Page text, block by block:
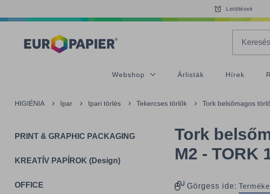
Letöltések
Webshop Árlisták Hírek
HIGIÉNIA Ipar Ipari törlés Tekercses törlők Tork belsőmagos
PRINT & GRAPHIC PACKAGING
KREATÍV PAPÍROK (Design)
OFFICE
Tork
M2 - TORK
Görgess ide: